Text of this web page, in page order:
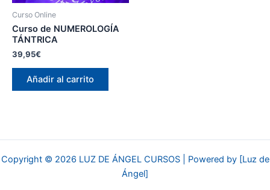
Curso Online
Curso de NUMEROLOGÍA
TÁNTRICA
39,95€
Añadir al carrito
Copyright © 2026 LUZ DE ÁNGEL CURSOS | Powered by [Luz de
Ángel]